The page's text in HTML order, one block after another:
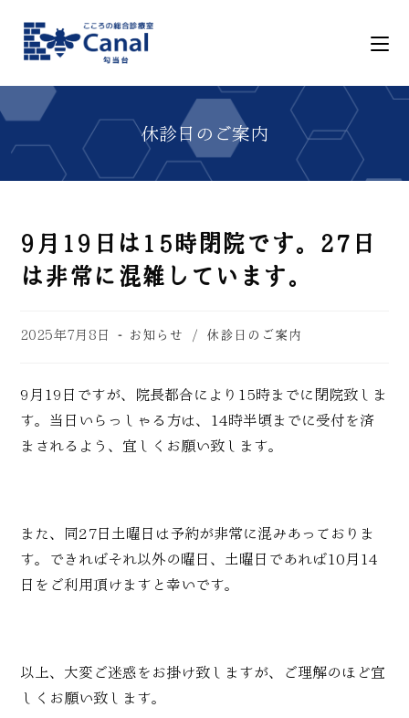
9月19日は15時閉院です。27日
は非常に混雑しています。
2025年7月8日 お知らせ / 休診日のご案内
9月19日ですが、院長都合により15時までに閉院致しま
す。当日いらっしゃる方は、14時半頃までに受付を済
まされるよう、宜しくお願い致します。
また、同27日土曜日は予約が非常に混みあっておりま
す。できればそれ以外の曜日、土曜日であれば10月14
日をご利用頂けますと幸いです。
以上、大変ご迷惑をお掛け致しますが、ご理解のほど宜
しくお願い致します。